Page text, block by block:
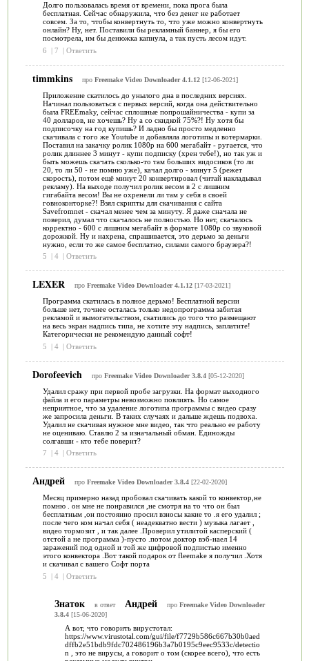
Долго пользовалась время от времени, пока прога была
бесплатная. Сейчас обнаружила, что без денег не работает
совсем. За то, чтобы конвертнуть то, что уже можно конвертнуть
онлайн? Ну, нет. Поставили бы рекламный баннер, я бы его
посмотрела, им бы денюжка капнула, а так пусть лесом идут.
6
| 7 | Ответить
timmkins про Freemake Video Downloader 4.1.12[12-06-2021]
Приложение скатилось до унылого дна в последних версиях.
Начинал пользоваться с первых версий, когда она действительно
была FREEmakу, сейчас сплошные попрошайничества - купи за
40 долларов, не хочешь? Ну а со скидкой 75%?! Ну хотя бы
подписочку на год купишь? И ладно бы просто медленно
скачивала с того же Youtube и добавляла логотипы и вотермарки.
Поставил на закачку ролик 1080p на 600 мегабайт - ругается, что
ролик длиннее 3 минут - купи подписку (хрен тебе!), но так уж и
быть можешь скачать сколько-то там больших видосиков (то ли
20, то ли 50 - не помню уже), качал долго - минут 5 (режет
скорость), потом ещё минут 20 конвертировал (читай накладывал
рекламу). На выходе получил ролик весом в 2 с лишним
гигабайта весом! Вы не охренели ли там у себя в своей
говноконторке?! Взял скрипты для скачивания с сайта
Savefromnet - скачал менее чем за минуту. Я даже сначала не
поверил, думал что скачалось не полностью. Но нет, скачалось
корректно - 600 с лишним мегабайт в формате 1080p со звуковой
дорожкой. Ну и нахрена, спрашивается, это дерьмо за деньги
нужно, если то же самое бесплатно, силами самого браузера?!
5
| 4 | Ответить
LEXER про Freemake Video Downloader 4.1.12[17-03-2021]
Программа скатилась в полное дерьмо! Бесплатной версии
больше нет, точнее осталась только недопрограмма забитая
рекламой и вымогательством, скатились до того что размещают
на весь экран надпись типа, не хотите эту надпись, заплатите!
Категорически не рекомендую данный софт!
5
| 4 | Ответить
Dorofeevich про Freemake Video Downloader 3.8.4[05-12-2020]
Удалил сражу при первой пробе загрузки. На формат выходного
файла и его параметры невозможно повлиять. Но самое
неприятное, что за удаление логотипа программы с видео сразу
же запросила деньги. В таких случаях и дальше ждешь подвоха.
Удалил не скачивая нужное мне видео, так что реально ее работу
не оцениваю. Ставлю 2 за изначальный обман. Единожды
солгавши - кто тебе поверит?
7
| 4 | Ответить
Андрей про Freemake Video Downloader 3.8.4[22-02-2020]
Месяц примерно назад пробовал скачивать какой то конвектор,не
помню . он мне не понравился ,не смотря на то что он был
бесплатным ,он постоянно просил взносы какие то .я его удалил ;
после чего ком начал себя ( неадекватно вести ) музыка лагает ,
видео тормозит , и так далее .Проверил утилитой касперский (
отстой а не программа )-пусто .потом доктор вэб-наел 14
заражений под одной и той же цифровой подпистью именно
этого конвектора .Вот такой подарок от fleemake я получил .Хотя
и скачивал с вашего Софт порта
5
| 4 | Ответить
Знаток в ответ Андрей про Freemake Video Downloader
3.8.4[15-06-2020]
А вот, что говорить вирустотал:
https://www.virustotal.com/gui/file/f7729b586c667b30b0aed
dffb2e51bdb9fdc702486196b3a7b0195c9eec9533c/detectio
n , это не вирусы, а говорит о том (скорее всего), что есть